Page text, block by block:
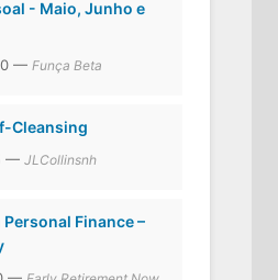
- Maio, Junho e
—Funça Beta
Cleansing
—JLCollinsnh
Personal Finance –